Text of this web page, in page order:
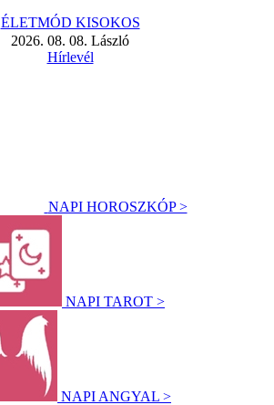
ÉLETMÓD KISOKOS
2026. 08. 08. László
Hírlevél
NAPI HOROSZKÓP >
NAPI TAROT >
NAPI ANGYAL >